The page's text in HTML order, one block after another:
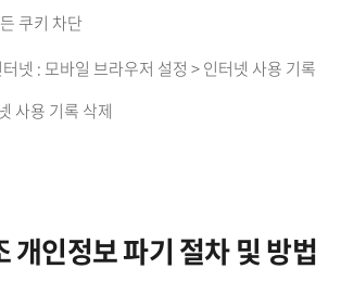
쿠키 차단
넷 : 모바일 브라우저 설정 > 인터넷 사용 기록
사용 기록 삭제
개인정보 파기 절차 및 방법